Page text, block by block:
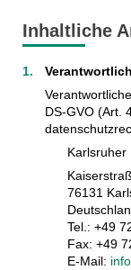
Inhaltliche
DS-GVO (Art.
Karlsruher
76131
Tel.: +49
Fax: +49
E-Mail: